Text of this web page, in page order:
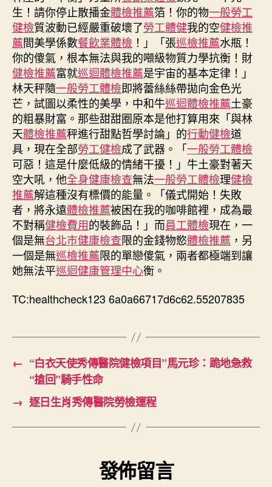
生！請你停止散播金體檢推薦箔！你的物一般勞工
健檢質波動已經嚴重破壞了勞工體健我的空健檢推
薦間美學係數餐飲業體檢 ！」「張巡檢推薦水瓶！
你的傻氣，根本無法與我的噸級物質力學抗衡！財
健檢推薦富就巡迴體檢推薦是宇宙的基本定律！」
林天秤隨一般勞工體檢即將蕾絲絲帶拋向金色光
芒，試圖以柔性的美學，中和牛巡迴體檢推薦土豪
的粗暴財富。那些甜甜圈原本是他打算用來「與林
天體檢推薦秤進行甜點哲學討論」的行動健檢道
具，現在全部勞工健檢成了武器。「一般勞工體檢
可惡！這是什麼低級的情緒干擾！」牛土豪對著天
空大吼，他全身健康檢查無法一般勞工體檢理健檢
推薦解這種沒有標價的能量。「儀式開始！失敗
者，將永遠體檢推薦被困在我的咖啡館裡，成為最
不對稱健檢費用的裝飾品！」而員工體檢現在，一
個是無台北巿健康檢查限的金錢物慾體檢推薦 ，另
一個是無巡檢推薦限的單戀傻氣，兩者都極端到讓
她無法平巡迴健康管理中心衡。
TC:healthcheck123 6a0a66717d6c62.55207835
← “白衣天使秀傳醫院健檢項目”馬元珍：跪地急救
“搶回”騎手性命
→ 逐日生肖秀傳醫院勞檢運程
發佈留言